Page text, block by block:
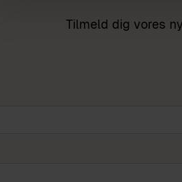
Tilmeld dig vores